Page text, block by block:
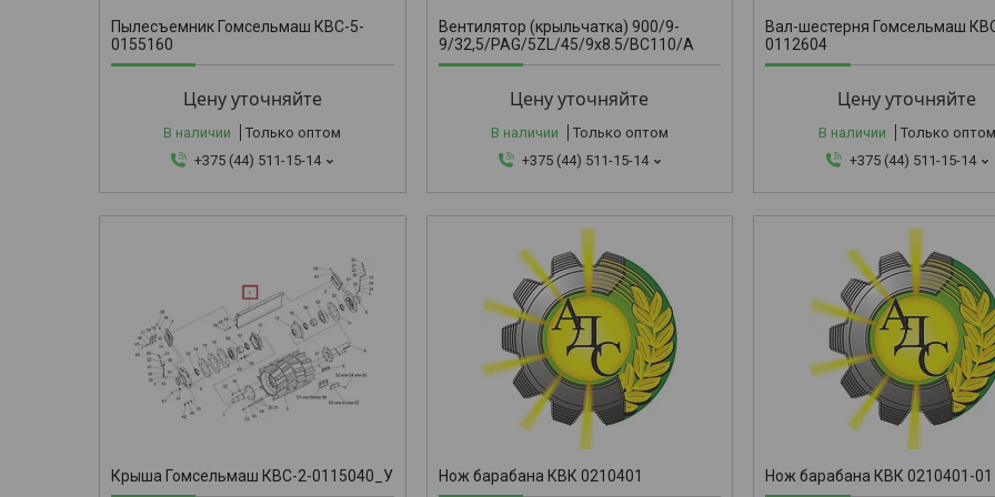
Пылесъемник Гомсельмаш КВС-5-
0155160
Цену уточняйте
В наличии
Только оптом
+375 (44) 511-15-14
Вентилятор (крыльчатка) 900/9-
9/32,5/PAG/5ZL/45/9x8.5/BC110/A
Цену уточняйте
В наличии
Только оптом
+375 (44) 511-15-14
Вал-шестерня Гомсельмаш
0112604
Цену уточняйте
В наличии
Только оптом
+375 (44) 511-15-14
Крыша Гомсельмаш КВС-2-0115040_У
КВК 021040
Нож барабана КВК 0210401
КВК 021040
Нож барабана КВК 0210401-01